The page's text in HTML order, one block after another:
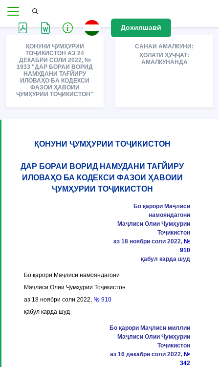
Дохилшавӣ
ҚОНУНИ ҶУМҲУРИИ
ТОҶИКИСТОН АЗ 24
ДЕКАБРИ СОЛИ 2022, №
1933 "ДАР БОРАИ ВОРИД
НАМУДАНИ ТАҒЙИРУ
ИЛОВАҲО БА КОДЕКСИ
ФАЗОИ ҲАВОИИ
ҶУМҲУРИИ ТОҶИКИСТОН"
САНАИ АМАЛКУНИ:
ҲОЛАТИ ҲУҶҶАТ:
АМАЛКУНАНДА
ҚОНУНИ ҶУМҲУРИИ ТОҶИКИСТОН
ДАР БОРАИ ВОРИД НАМУДАНИ ТАҒЙИРУ
ИЛОВАҲО БА КОДЕКСИ ФАЗОИ ҲАВОИИ
ҶУМҲУРИИ ТОҶИКИСТОН
Бо қарори Маҷлиси
намояндагони
Маҷлиси Олии Ҷумҳурии
Тоҷикистон
аз 18 ноябри соли 2022, №
910
қабул карда шуд
Бо қарори Маҷлиси намояндагони
Маҷлиси Олии Ҷумҳурии Тоҷикистон
аз 18 ноябри соли 2022, № 910
қабул карда шуд
Бо қарори Маҷлиси миллии
Маҷлиси Олии Ҷумҳурии
Тоҷикистон
аз 16 декабри соли 2022, №
342